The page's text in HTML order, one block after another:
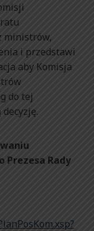
ministrów,
i przedstawi
aby Komisja
do tej
Prezesa Rady